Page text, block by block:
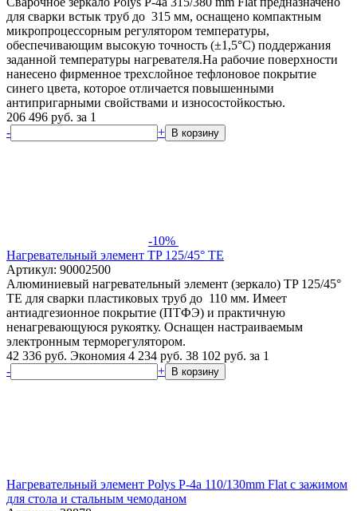
для сварки встык труб до 315 мм, оснащено компактным
микропроцессорным регулятором температуры,
обеспечивающим высокую точность (±1,5°С) поддержания
заданной температуры нагревателя.На рабочие поверхности
нанесено фирменное трехслойное тефлоновое покрытие
синего цвета, которое отличается повышенными
антипригарными свойствами и износостойкостью.
206 496 руб. за 1
-
+ В корзину
-10%
Нагревательный элемент TP 125/45° TE
Артикул: 90002500
Алюминиевый нагревательный элемент (зеркало) TP 125/45°
TE для сварки пластиковых труб до 110 мм. Имеет
антиадгезионное покрытие (ПТФЭ) и практичную
ненагревающуюся рукоятку. Оснащен настраиваемым
электронным терморегулятором.
42 336 руб. Экономия 4 234 руб. 38 102 руб. за 1
-
+ В корзину
Нагревательный элемент Polys P-4a 110/130mm Flat с зажимом
для стола и стальным чемоданом